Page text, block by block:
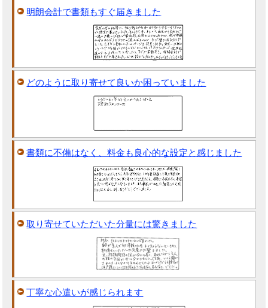
明朗会計で書類もすぐ届きました
どのように取り寄せて良いか困っていました
書類に不備はなく、料金も良心的な設定と感じました
取り寄せていただいた分量には驚きました
丁寧な心遣いが感じられます